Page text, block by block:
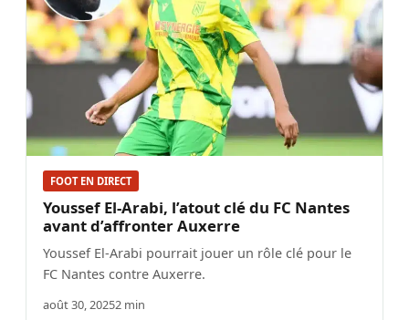
FOOT EN DIRECT
Youssef El-Arabi, l’atout clé du FC Nantes
avant d’affronter Auxerre
Youssef El-Arabi pourrait jouer un rôle clé pour le
FC Nantes contre Auxerre.
août 30, 20252 min